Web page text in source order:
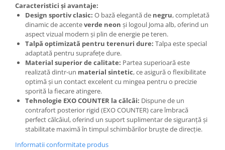
Caracteristici și avantaje:
Design sportiv clasic: O bază elegantă de negru, completată
dinamic de accenteverde neon și logoul Joma alb, oferind un
aspect vizual modern și plin de energie pe teren.
Talpă optimizată pentru terenuri dure: Talpa este special
adaptată pentru suprafețe dure.
Material superior de calitate: Partea superioară este
realizată dintr-un material sintetic, ce asigură o flexibilitate
optimă și un contact excelent cu mingea pentru o precizie
sporită la fiecare atingere.
Tehnologie EXO COUNTER la călcâi: Dispune de un
contrafort posterior rigid (EXO COUNTER) care îmbracă
perfect călcâiul, oferind un suport suplimentar de siguranță și
stabilitate maximă în timpul schimbărilor bruște de direcție.
Informatii conformitate produs